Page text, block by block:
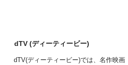
dTV (ディーティービー)
dTV(ディーティービー)では、名作映画